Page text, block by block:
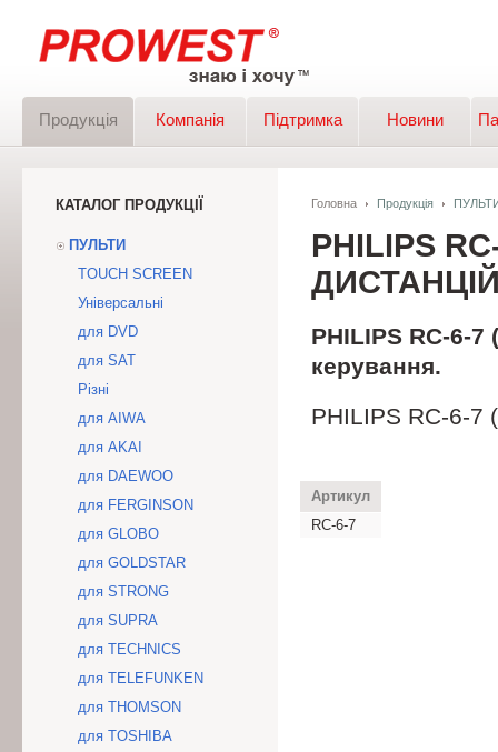
Продукція Компанія Підтримка Новини
КАТАЛОГ ПРОДУКЦІЇ
ПУЛЬТИ
TOUCH SCREEN
Універсальні
для DVD
для SAT
Різні
для AIWA
для AKAI
для DAEWOO
для FERGINSON
для GLOBO
для GOLDSTAR
для STRONG
для SUPRA
для TECHNICS
для TELEFUNKEN
для THOMSON
для TOSHIBA
Головна Продукція
PHILIPS
PHILIPS RC-6-7
керування.
PHILIPS RC-6-7
Артикул
RC-6-7